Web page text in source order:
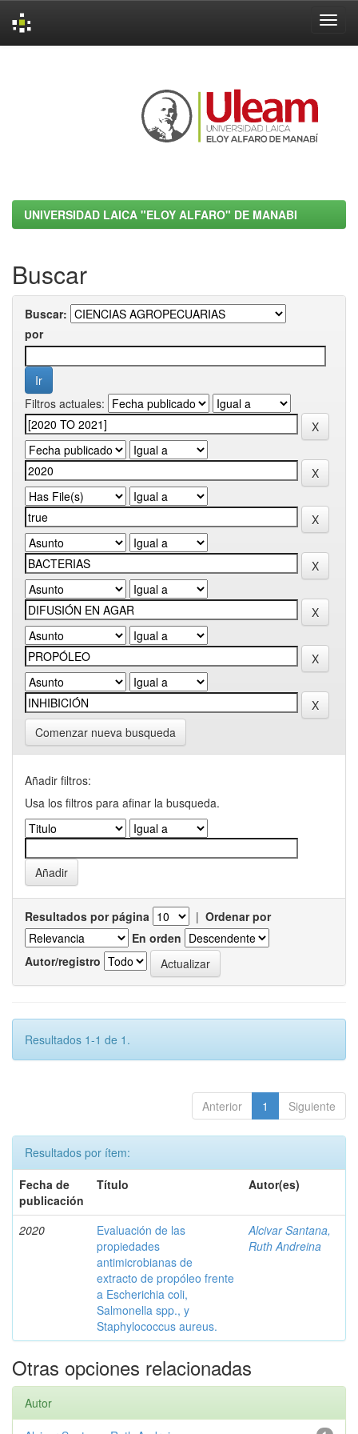
UNIVERSIDAD LAICA "ELOY ALFARO" DE MANABI
Buscar
Buscar:
por
Filtros actuales:
Comenzar nueva busqueda
Añadir filtros:
Usa los filtros para afinar la busqueda.
Resultados por página | Ordenar por
En orden
Autor/registro
Resultados 1-1 de 1.
Anterior 1 Siguiente
Resultados por ítem:
Fecha de
publicación
Título Autor(es)
2020
Evaluación de las
propiedades
antimicrobianas de
extracto de propóleo frente
a Escherichia coli,
Salmonella spp., y
Staphylococcus aureus.
Alcivar Santana,
Ruth Andreina
Otras opciones relacionadas
Autor